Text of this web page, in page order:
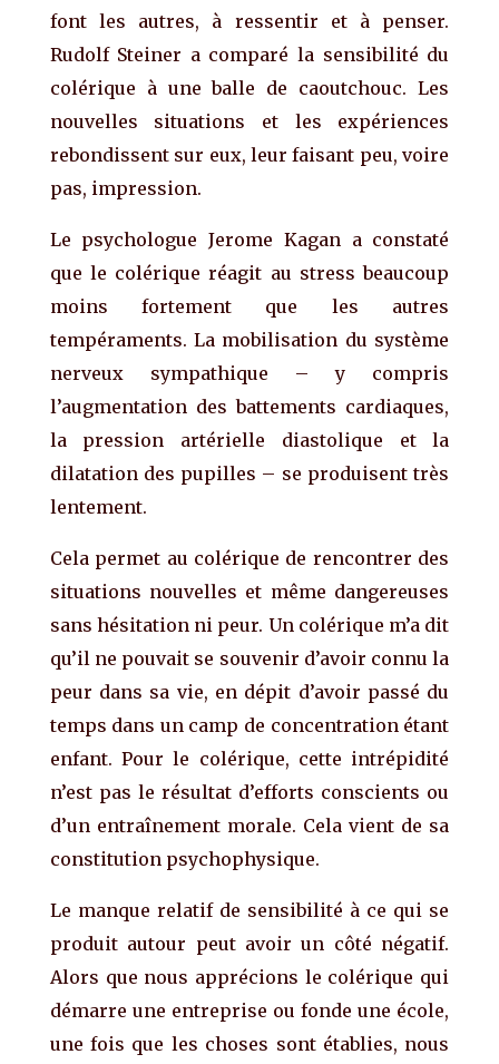
font les autres, à ressentir et à penser.
Rudolf Steiner a comparé la sensibilité du
colérique à une balle de caoutchouc. Les
nouvelles situations et les expériences
rebondissent sur eux, leur faisant peu, voire
pas, impression.
Le psychologue Jerome Kagan a constaté
que le colérique réagit au stress beaucoup
moins fortement que les autres
tempéraments. La mobilisation du système
nerveux sympathique – y compris
l’augmentation des battements cardiaques,
la pression artérielle diastolique et la
dilatation des pupilles – se produisent très
lentement.
Cela permet au colérique de rencontrer des
situations nouvelles et même dangereuses
sans hésitation ni peur. Un colérique m’a dit
qu’il ne pouvait se souvenir d’avoir connu la
peur dans sa vie, en dépit d’avoir passé du
temps dans un camp de concentration étant
enfant. Pour le colérique, cette intrépidité
n’est pas le résultat d’efforts conscients ou
d’un entraînement morale. Cela vient de sa
constitution psychophysique.
Le manque relatif de sensibilité à ce qui se
produit autour peut avoir un côté négatif.
Alors que nous apprécions le colérique qui
démarre une entreprise ou fonde une école,
une fois que les choses sont établies, nous